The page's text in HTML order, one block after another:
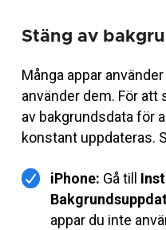
Stäng av
Många appar
använder dem. För att
av bakgrundsdata för
konstant uppdateras.
iPhone: Gå till
appar du inte